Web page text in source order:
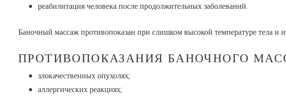
реабилитация человека после продолжительных заболеваний.
Баночный массаж противопоказан при слишком высокой температуре тела и
ПРОТИВОПОКАЗАНИЯ БАНОЧНОГО
злокачественных опухолях;
аллергических реакциях;